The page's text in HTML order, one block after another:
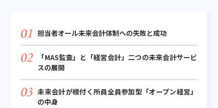
担当者オール未来会計体制への失敗と成功
「MAS監査」と「経営会計」二つの未来会計サービ
スの展開
未来会計が根付く所員全員参加型「オープン経営」
の中身